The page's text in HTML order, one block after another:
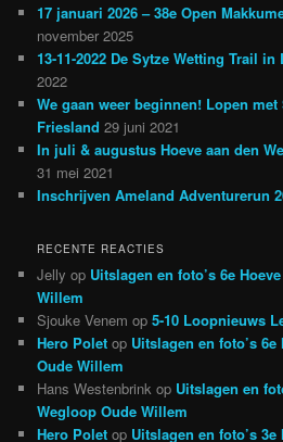
17 januari 2026 – 38e Open
november 2025
13-11-2022 De Sytze Wetting Trail in
2022
We gaan weer beginnen! Lopen
Friesland 29 juni 2021
In juli & augustus Hoeve aan den
31 mei 2021
Inschrijven Ameland Adventurerun
RECENTE REACTIES
Jelly op Uitslagen en foto’s 6e
Willem
Sjouke Venem op5-10 Loopnieuws
Hero Polet op Uitslagen en foto’s
Oude Willem
Hans Westenbrink op Uitslagen en
Wegloop Oude Willem
Hero Polet op Uitslagen en foto’s